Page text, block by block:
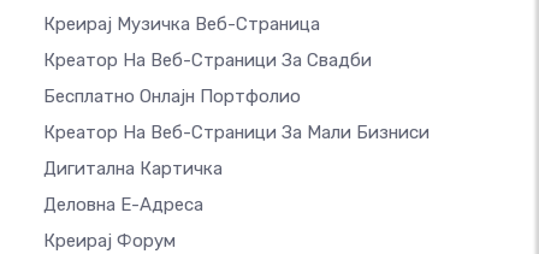
Креирај Музичка Веб-Страница
Креатор На Веб-Страници За Свадби
Бесплатно Онлајн Портфолио
Креатор На Веб-Страници За Мали Бизниси
Дигитална Картичка
Деловна Е-Адреса
Креирај Форум